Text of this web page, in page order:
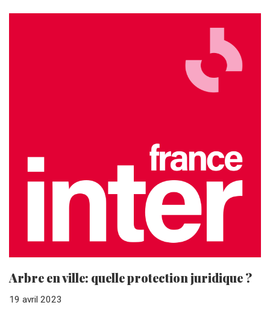
Arbre en ville: quelle protection juridique ?
19 avril 2023